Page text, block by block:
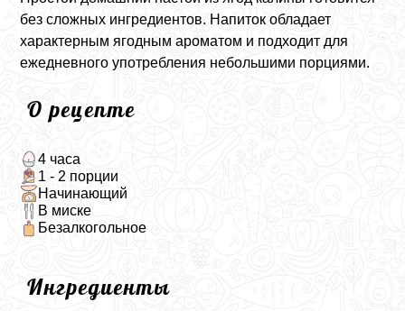
без сложных ингредиентов. Напиток обладает
характерным ягодным ароматом и подходит для
ежедневного употребления небольшими порциями.
О рецепте
4 часа
1 - 2 порции
Начинающий
В миске
Безалкогольное
Ингредиенты